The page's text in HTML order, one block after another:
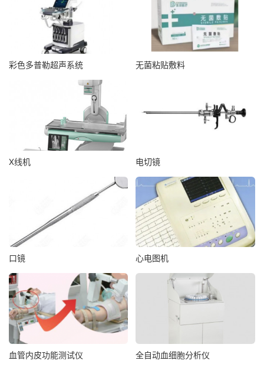
彩色多普勒超声系统 无菌粘贴敷料
X线机 电切镜
口镜 心电图机
血管内皮功能测试仪 全自动血细胞分析仪